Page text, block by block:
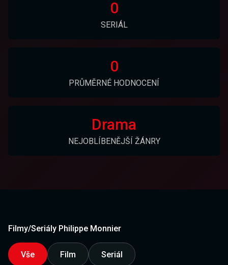
0
SERIÁL
0
PRŮMĚRNÉ HODNOCENÍ
Drama
NEJOBLÍBENĚJŠÍ ŽÁNRY
Filmy/Seriály Philippe Monnier
Vše Film Seriál